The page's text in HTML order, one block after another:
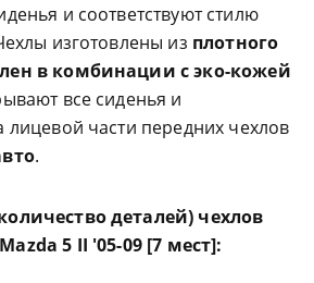
и соответствуют стилю
изготовлены из плотного
в комбинации с эко-кожей
все сиденья и
лицевой части передних чехлов
.
деталей) чехлов
5 II '05-09 [7 мест]: